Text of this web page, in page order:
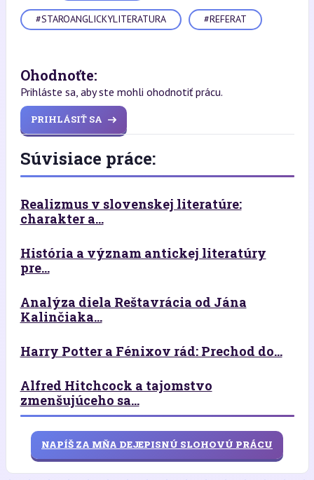
#STAROANGLICKYLITERATURA #REFERAT
Ohodnoťte:
Prihláste sa, aby ste mohli ohodnotiť prácu.
PRIHLÁSIŤ SA
Súvisiace práce:
Realizmus v slovenskej literatúre:
charakter a...
História a význam antickej literatúry
pre...
Analýza diela Reštavrácia od Jána
Kalinčiaka...
Harry Potter a Fénixov rád: Prechod do...
Alfred Hitchcock a tajomstvo
zmenšujúceho sa...
NAPÍŠ ZA MŇA DEJEPISNÚ SLOHOVÚ PRÁCU